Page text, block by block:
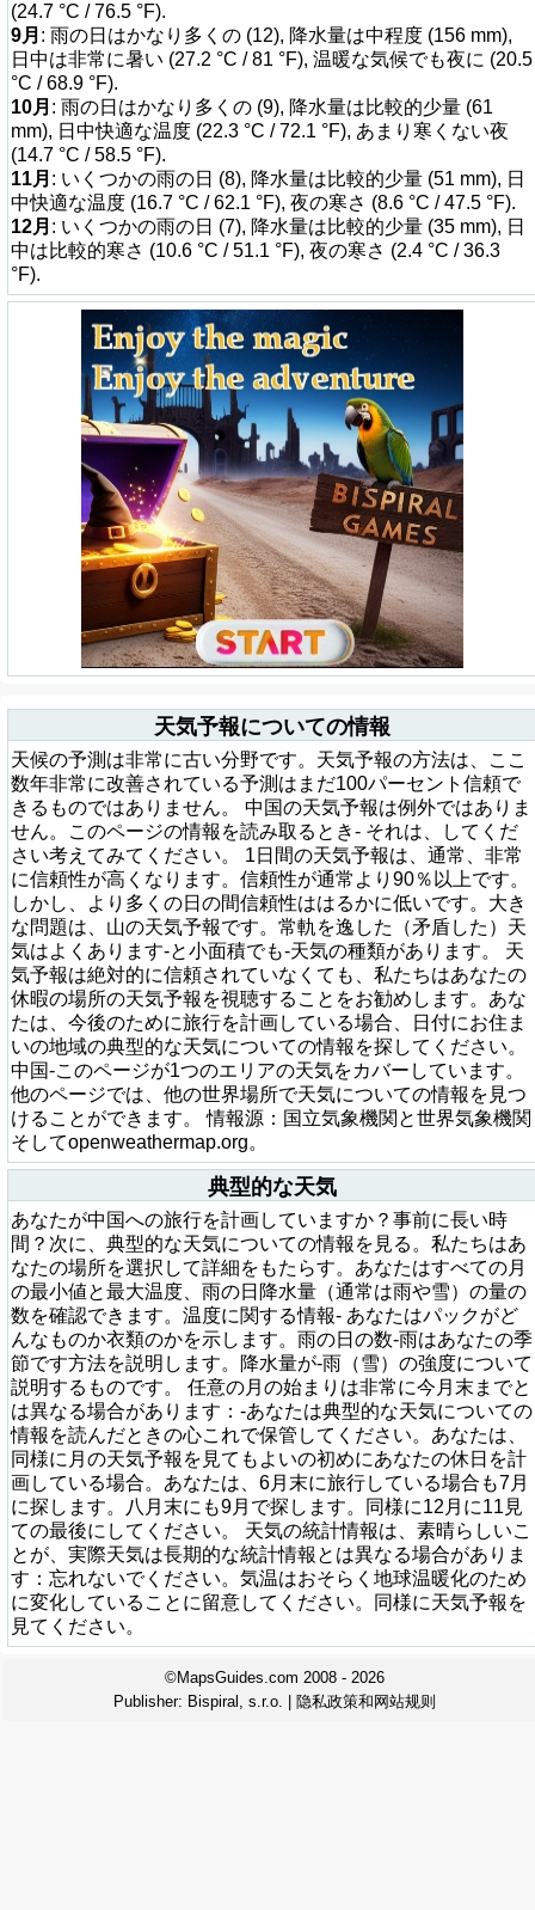
(24.7 °C / 76.5 °F).
9月 : 雨の日はかなり多くの (12), 降水量は中程度 (156 mm),
日中は非常に暑い (27.2 °C / 81 °F), 温暖な気候でも夜に (20.5
°C / 68.9 °F).
10月 : 雨の日はかなり多くの (9), 降水量は比較的少量 (61
mm), 日中快適な温度 (22.3 °C / 72.1 °F), あまり寒くない夜
(14.7 °C / 58.5 °F).
11月 : いくつかの雨の日 (8), 降水量は比較的少量 (51 mm), 日
中快適な温度 (16.7 °C / 62.1 °F), 夜の寒さ (8.6 °C / 47.5 °F).
12月 : いくつかの雨の日 (7), 降水量は比較的少量 (35 mm), 日
中は比較的寒さ (10.6 °C / 51.1 °F), 夜の寒さ (2.4 °C / 36.3
°F).
天気予報についての情報
天候の予測は非常に古い分野です。天気予報の方法は、ここ
数年非常に改善されている予測はまだ100パーセント信頼で
きるものではありません。 中国の天気予報は例外ではありま
せん。このページの情報を読み取るとき- それは、してくだ
さい考えてみてください。 1日間の天気予報は、通常、非常
に信頼性が高くなります。信頼性が通常より90％以上です。
しかし、より多くの日の間信頼性ははるかに低いです。大き
な問題は、山の天気予報です。常軌を逸した（矛盾した）天
気はよくあります-と小面積でも-天気の種類があります。 天
気予報は絶対的に信頼されていなくても、私たちはあなたの
休暇の場所の天気予報を視聴することをお勧めします。あな
たは、今後のために旅行を計画している場合、日付にお住ま
いの地域の典型的な天気についての情報を探してください。
中国-このページが1つのエリアの天気をカバーしています。
他のページでは、他の世界場所で天気についての情報を見つ
けることができます。 情報源：国立気象機関と世界気象機関
そしてopenweathermap.org。
典型的な天気
あなたが中国への旅行を計画していますか？事前に長い時
間？次に、典型的な天気についての情報を見る。私たちはあ
なたの場所を選択して詳細をもたらす。あなたはすべての月
の最小値と最大温度、雨の日降水量（通常は雨や雪）の量の
数を確認できます。温度に関する情報- あなたはパックがど
んなものか衣類のかを示します。雨の日の数-雨はあなたの季
節です方法を説明します。降水量が-雨（雪）の強度について
説明するものです。 任意の月の始まりは非常に今月末までと
は異なる場合があります：-あなたは典型的な天気についての
情報を読んだときの心これで保管してください。あなたは、
同様に月の天気予報を見てもよいの初めにあなたの休日を計
画している場合。あなたは、6月末に旅行している場合も7月
に探します。八月末にも9月で探します。同様に12月に11見
ての最後にしてください。 天気の統計情報は、素晴らしいこ
とが、実際天気は長期的な統計情報とは異なる場合がありま
す：忘れないでください。気温はおそらく地球温暖化のため
に変化していることに留意してください。同様に天気予報を
見てください。
©MapsGuides.com 2008 - 2026
Publisher: Bispiral, s.r.o. 隐私政策和网站规则